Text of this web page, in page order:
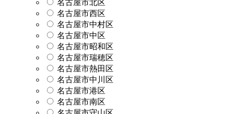
名古屋市北区
名古屋市西区
名古屋市中村区
名古屋市中区
名古屋市昭和区
名古屋市瑞穂区
名古屋市熱田区
名古屋市中川区
名古屋市港区
名古屋市南区